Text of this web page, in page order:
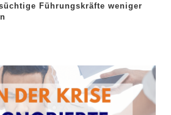
Führungskräfte weniger